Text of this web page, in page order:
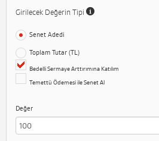
Girilecek Değerin Tipi
Senet Adedi
Toplam Tutar (TL)
Bedelli Sermaye Arttırımına Katılım
Temettü Ödemesi ile Senet Al
Değer